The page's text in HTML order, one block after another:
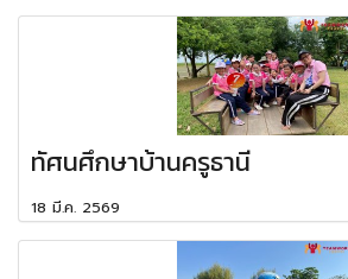
ทัศนศึกษาบ้านครูธานี
18 มี.ค. 2569